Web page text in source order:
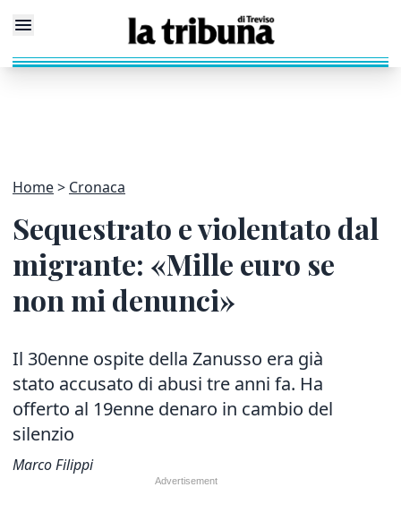
Home Cronaca
Sequestrato e violentato dal
migrante: «Mille euro se
non mi denunci»
Il 30enne ospite della Zanusso era già
stato accusato di abusi tre anni fa. Ha
offerto al 19enne denaro in cambio del
silenzio
Marco Filippi